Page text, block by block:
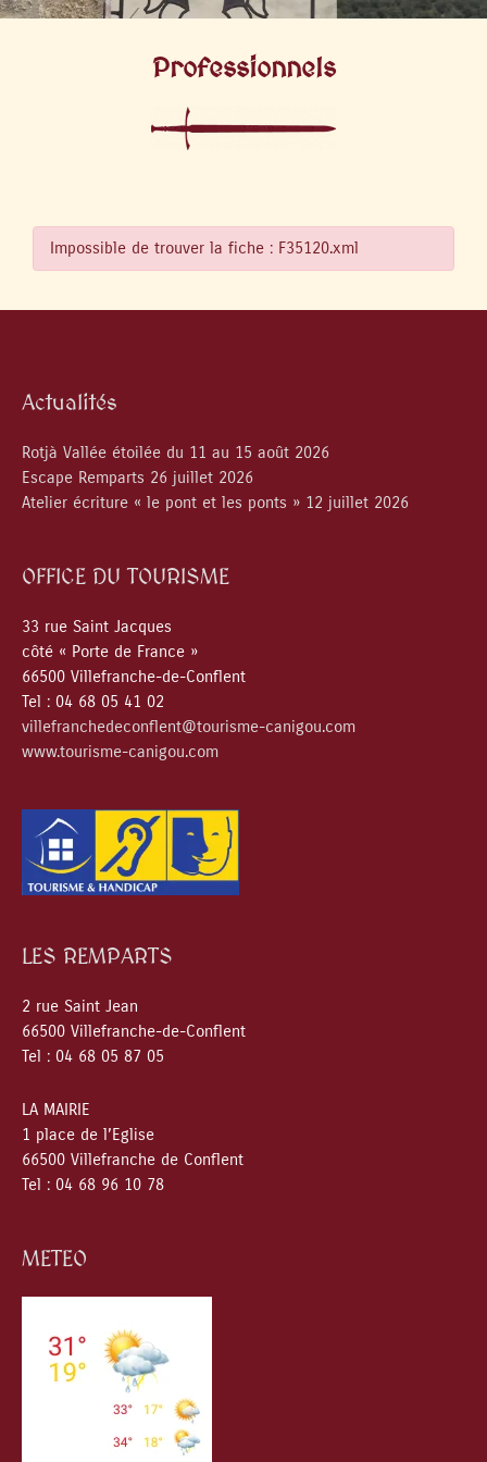
Professionnels
Impossible de trouver la fiche : F35120.xml
Actualités
Rotjà Vallée étoilée du 11 au 15 août 2026
Escape Remparts 26 juillet 2026
Atelier écriture « le pont et les ponts » 12 juillet 2026
OFFICE DU TOURISME
33 rue Saint Jacques
côté « Porte de France »
66500 Villefranche-de-Conflent
Tel : 04 68 05 41 02
villefranchedeconflent@tourisme-canigou.com
www.tourisme-canigou.com
LES REMPARTS
2 rue Saint Jean
66500 Villefranche-de-Conflent
Tel : 04 68 05 87 05
LA MAIRIE
1 place de l’Eglise
66500 Villefranche de Conflent
Tel : 04 68 96 10 78
METEO